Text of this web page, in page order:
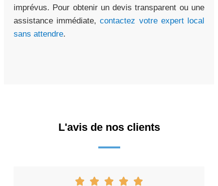
imprévus. Pour obtenir un devis transparent ou une
assistance immédiate,contactez votre expert local
sans attendre.
L'avis de nos clients